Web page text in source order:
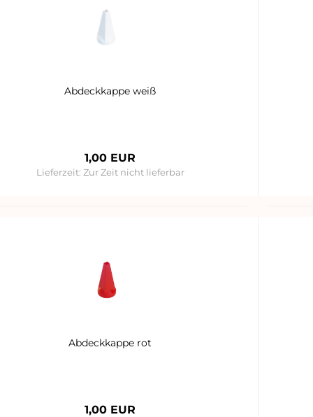
Abdeckkappe weiß
1,00 EUR
Lieferzeit: Zur Zeit nicht lieferbar
Abdeckkappe rot
1,00 EUR